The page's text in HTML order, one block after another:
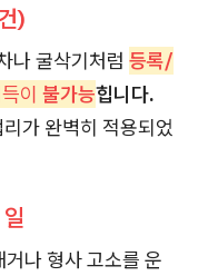
)
나 굴삭기처럼 등록/
이 불가능힙니다.
가 완벽히 적용되었
나 형사 고소를 운